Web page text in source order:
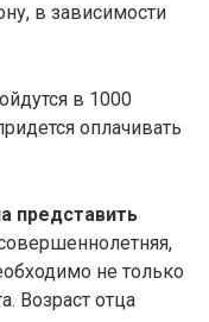
в зависимости
в 1000
оплачивать
представить
не только
Возраст отца